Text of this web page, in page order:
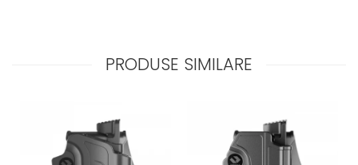
PRODUSE SIMILARE